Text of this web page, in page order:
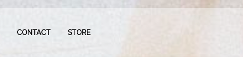
CONTACT STORE